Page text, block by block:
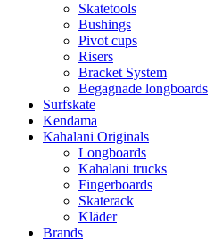
Skatetools
Bushings
Pivot cups
Risers
Bracket System
Begagnade longboards
Surfskate
Kendama
Kahalani Originals
Longboards
Kahalani trucks
Fingerboards
Skaterack
Kläder
Brands